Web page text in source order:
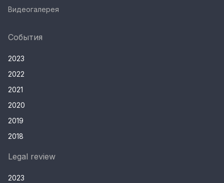
Видеогалерея
События
2023
2022
2021
2020
2019
2018
Legal review
2023